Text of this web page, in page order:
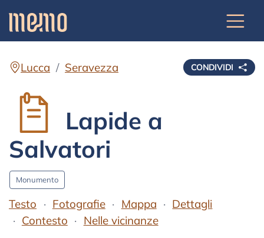
CONDIVIDI
Lucca Seravezza
Lapide a
Salvatori
Monumento
Testo Fotografie Mappa
Dettagli
Contesto
Nelle vicinanze